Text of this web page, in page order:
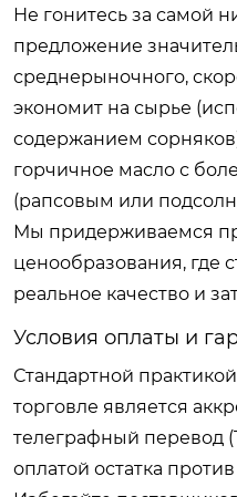
Не гонитесь за самой
предложение
среднерыночного,
экономит на сырье
содержанием
горчичное масло с
(рапсовым или
Мы придерживаемся
ценообразования, где
реальное качество и
Условия оплаты и
Стандартной
торговле является
телеграфный перевод
оплатой остатка